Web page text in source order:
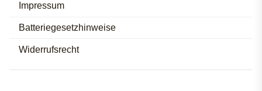
Impressum
Batteriegesetzhinweise
Widerrufsrecht